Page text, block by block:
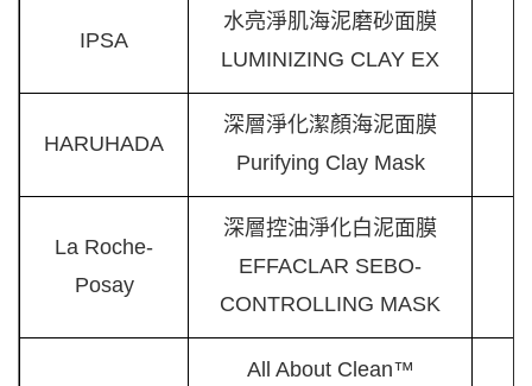
IPSA
水亮淨肌海泥磨砂面膜
LUMINIZING CLAY EX
HARUHADA
深層淨化潔顏海泥面膜
Purifying Clay Mask
La Roche-
Posay
深層控油淨化白泥面膜
EFFACLAR SEBO-
CONTROLLING MASK
All About Clean™